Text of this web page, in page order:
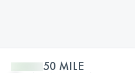
50 MILE